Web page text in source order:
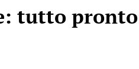
tutto